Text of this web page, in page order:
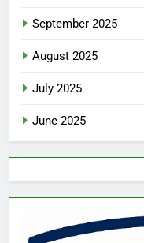
September 2025
August 2025
July 2025
June 2025